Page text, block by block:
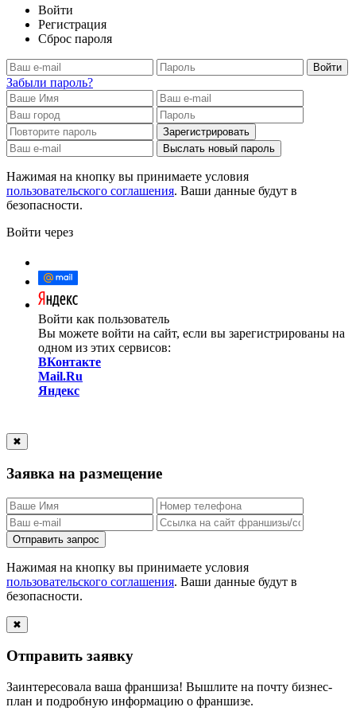
Войти
Регистрация
Сброс пароля
Войти
Забыли пароль?
Зарегистрировать
Выслать новый пароль
Нажимая на кнопку вы принимаете условия
пользовательского соглашения. Ваши данные будут в
безопасности.
Войти через
Войти как пользователь
Вы можете войти на сайт, если вы зарегистрированы на
одном из этих сервисов:
ВКонтакте
Mail.Ru
Яндекс
✖
Заявка на размещение
Отправить запрос
Нажимая на кнопку вы принимаете условия
пользовательского соглашения. Ваши данные будут в
безопасности.
✖
Отправить заявку
Заинтересовала ваша франшиза! Вышлите на почту бизнес-
план и подробную информацию о франшизе.